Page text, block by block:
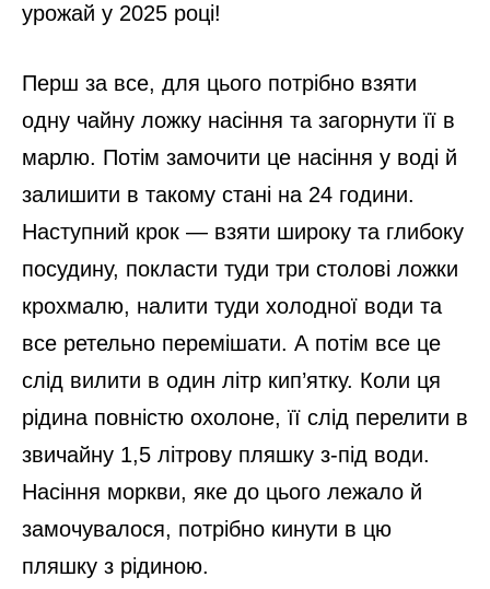
урожай у 2025 році!
Перш за все, для цього потрібно взяти
одну чайну ложку насіння та загорнути її в
марлю. Потім замочити це насіння у воді й
залишити в такому стані на 24 години.
Наступний крок — взяти широку та глибоку
посудину, покласти туди три столові ложки
крохмалю, налити туди холодної води та
все ретельно перемішати. А потім все це
слід вилити в один літр кип’ятку. Коли ця
рідина повністю охолоне, її слід перелити в
звичайну 1,5 літрову пляшку з-під води.
Насіння моркви, яке до цього лежало й
замочувалося, потрібно кинути в цю
пляшку з рідиною.